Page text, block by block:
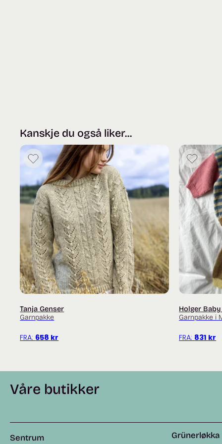
Kanskje du også liker...
Tanja Genser
Garnpakke
FRA: 658 kr
Holger
Garnpakke i
FRA: 831 kr
Våre butikker
Sentrum Grünerløkka